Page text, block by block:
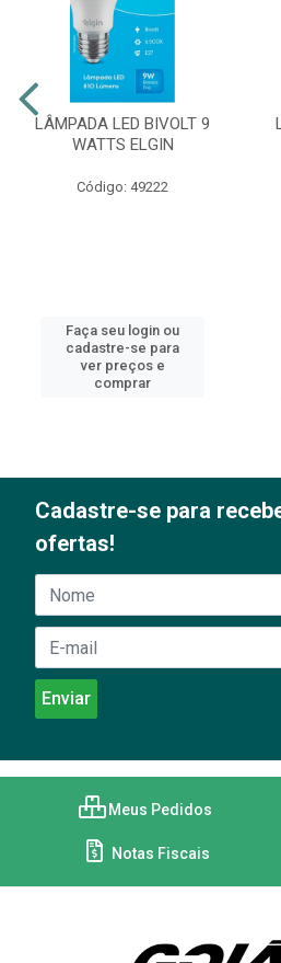
LÂMPADA LED BIVOLT 9
WATTS ELGIN
Código: 49222
Faça seu login ou
cadastre-se para
ver preços e
comprar
Cadastre-se para
ofertas!
Meus Pedidos
Notas Fiscais